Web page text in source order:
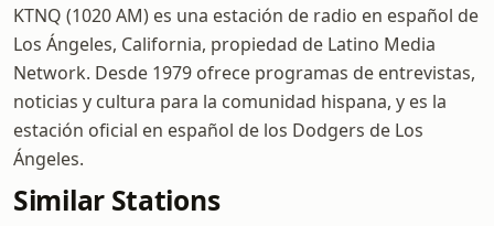
KTNQ (1020 AM) es una estación de radio en español de
Los Ángeles, California, propiedad de Latino Media
Network. Desde 1979 ofrece programas de entrevistas,
noticias y cultura para la comunidad hispana, y es la
estación oficial en español de los Dodgers de Los
Ángeles.
Similar Stations